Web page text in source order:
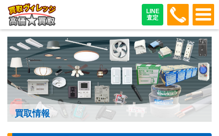
LINE
査定
048-
買取情報